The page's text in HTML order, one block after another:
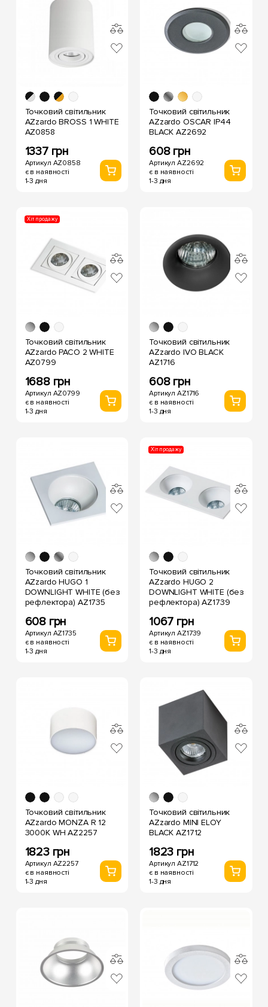
Точковий світильник
AZzardo BROSS 1 WHITE
AZ0858
1337 грн
Артикул AZ0858
є в наявності
1-3 дня
Точковий світильник
AZzardo OSCAR IP44
BLACK AZ2692
608 грн
Артикул AZ2692
є в наявності
1-3 дня
Хіт продажу
Точковий світильник
AZzardo PACO 2 WHITE
AZ0799
1688 грн
Артикул AZ0799
є в наявності
1-3 дня
Точковий світильник
AZzardo IVO BLACK
AZ1716
608 грн
Артикул AZ1716
є в наявності
1-3 дня
Точковий світильник
AZzardo HUGO 1
DOWNLIGHT WHITE (без
рефлектора) AZ1735
608 грн
Артикул AZ1735
є в наявності
1-3 дня
Хіт продажу
Точковий світильник
AZzardo HUGO 2
DOWNLIGHT WHITE (без
рефлектора) AZ1739
1067 грн
Артикул AZ1739
є в наявності
1-3 дня
Точковий світильник
AZzardo MONZA R 12
3000K WH AZ2257
1823 грн
Артикул AZ2257
є в наявності
1-3 дня
Точковий світильник
AZzardo MINI ELOY
BLACK AZ1712
1823 грн
Артикул AZ1712
є в наявності
1-3 дня